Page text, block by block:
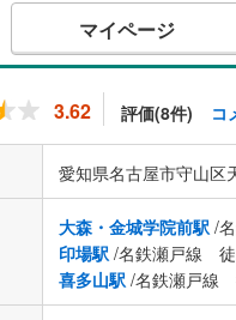
マイページ
3.62 評価(8件) コ
愛知県名古屋市守山区
大森・金城学院前駅 /
印場駅 /名鉄瀬戸線
喜多山駅 /名鉄瀬戸線